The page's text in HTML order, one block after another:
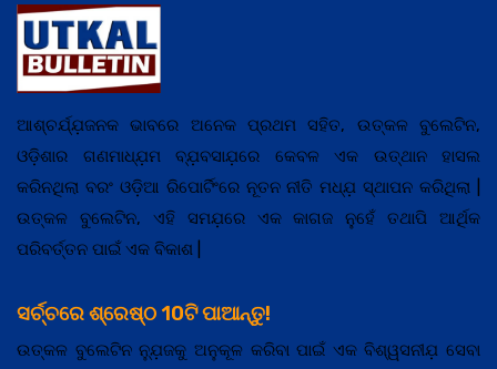
ଆଶ୍ଚର୍ଯ୍ଯ଼ଜନକ ଭାବରେ ଅନେକ ପ୍ରଥମ ସହିତ, ଉତ୍କଳ ବୁଲେଟିନ,
ଓଡ଼ିଶାର ଗଣମାଧ୍ଯ଼ମ ବ୍ଯ଼ବସାଯ଼ରେ କେବଳ ଏକ ଉତ୍ଥାନ ହାସଲ
କରିନଥିଲା ବରଂ ଓଡ଼ିଆ ରିପୋର୍ଟିଂରେ ନୂତନ ନୀତି ମଧ୍ଯ଼ ସ୍ଥାପନ କରିଥିଲା |
ଉତ୍କଳ ବୁଲେଟିନ, ଏହି ସମଯ଼ରେ ଏକ କାଗଜ ନୁହେଁ ତଥାପି ଆର୍ଥିକ
ପରିବର୍ତ୍ତନ ପାଇଁ ଏକ ବିକାଶ |
ସର୍ଚ୍ଚରେ ଶ୍ରେଷ୍ଠ 10ଟି ପାଆନ୍ତୁ!
ଉତ୍କଳ ବୁଲେଟିନ ନ୍ଯ଼ୁଜକୁ ଅନୁକୂଳ କରିବା ପାଇଁ ଏକ ବିଶ୍ୱସନୀଯ଼ ସେବା